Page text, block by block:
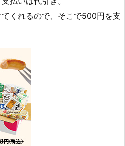
くれるので、そこで500円を支